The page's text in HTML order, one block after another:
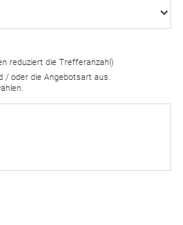
reduziert die Trefferanzahl)
/ oder die Angebotsart aus.